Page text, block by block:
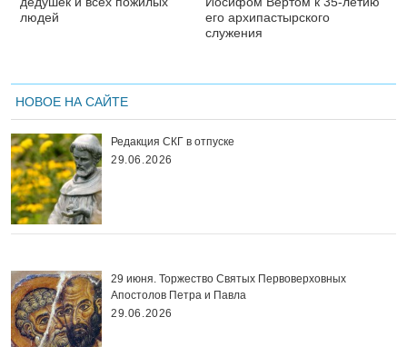
людей
его архипастырского
служения
НОВОЕ НА САЙТЕ
Редакция СКГ в отпуске
29.06.2026
29 июня. Торжество Святых Первоверховных
Апостолов Петра и Павла
29.06.2026